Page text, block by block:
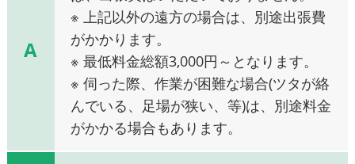
A
※ 上記以外の遠方の場合は、別途出張費
がかかります。
※ 最低料金総額3,000円～となります。
※ 伺った際、作業が困難な場合(ツタが絡
んでいる、足場が狭い、等)は、別途料金
がかかる場合もあります。